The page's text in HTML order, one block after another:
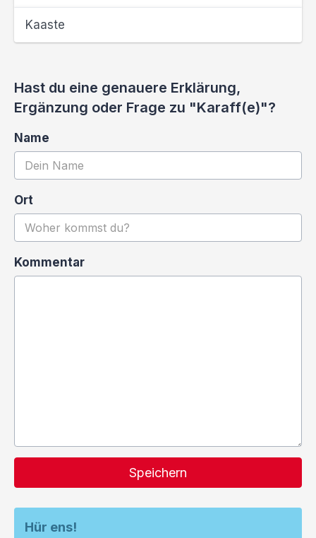
Kaaste
Hast du eine genauere Erklärung,
Ergänzung oder Frage zu "Karaff(e)"?
Name
Ort
Kommentar
Speichern
Hür ens!